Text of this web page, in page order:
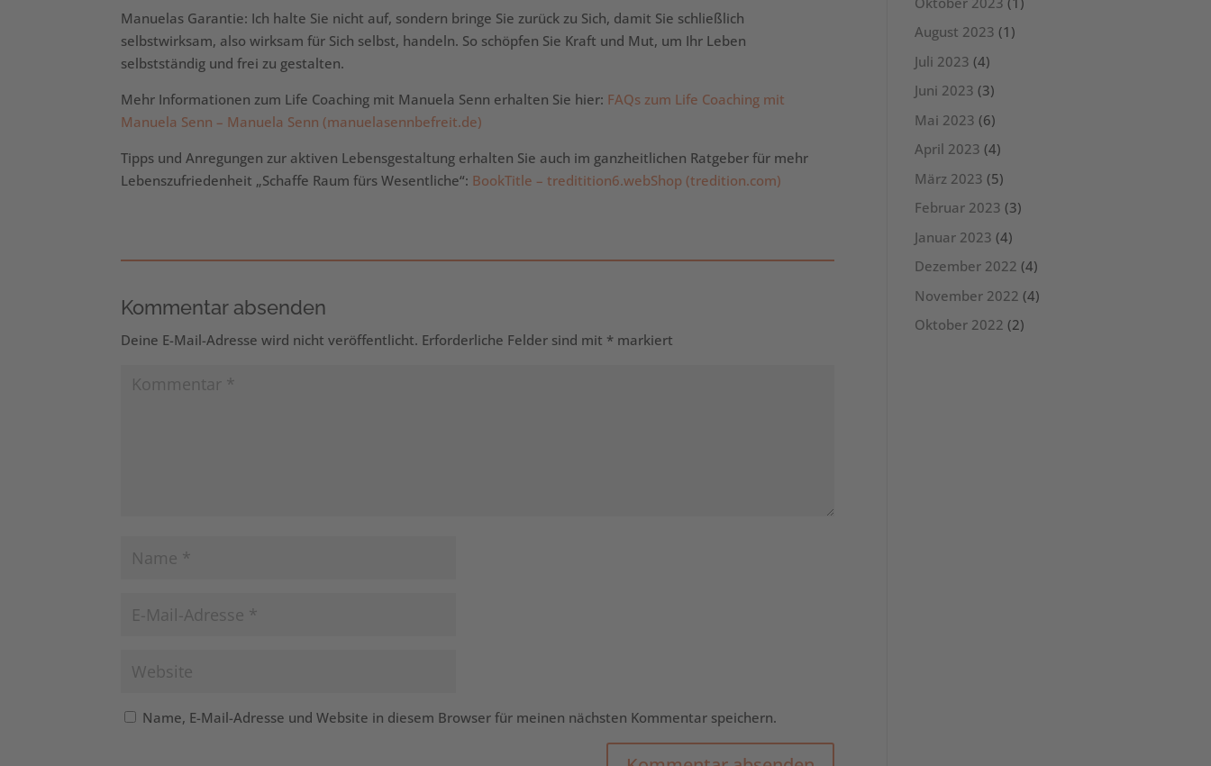
Manuelas Garantie: Ich halte Sie nicht auf, sondern bringe Sie zurück zu Sich, damit Sie schließlich
selbstwirksam, also wirksam für Sich selbst, handeln. So schöpfen Sie Kraft und Mut, um Ihr Leben
selbstständig und frei zu gestalten.
Mehr Informationen zum Life Coaching mit Manuela Senn erhalten Sie hier: FAQs zum Life Coaching mit
Manuela Senn – Manuela Senn (manuelasennbefreit.de)
Tipps und Anregungen zur aktiven Lebensgestaltung erhalten Sie auch im ganzheitlichen Ratgeber für mehr
Lebenszufriedenheit „Schaffe Raum fürs Wesentliche“: BookTitle – treditition6.webShop (tredition.com)
Kommentar absenden
Deine E-Mail-Adresse wird nicht veröffentlicht. Erforderliche Felder sind mit * markiert
Name, E-Mail-Adresse und Website in diesem Browser für meinen nächsten Kommentar speichern.
August 2023 (1)
Juli 2023 (4)
Juni 2023 (3)
Mai 2023 (6)
April 2023 (4)
März 2023 (5)
Februar 2023 (3)
Januar 2023 (4)
Dezember 2022 (4)
November 2022 (4)
Oktober 2022 (2)